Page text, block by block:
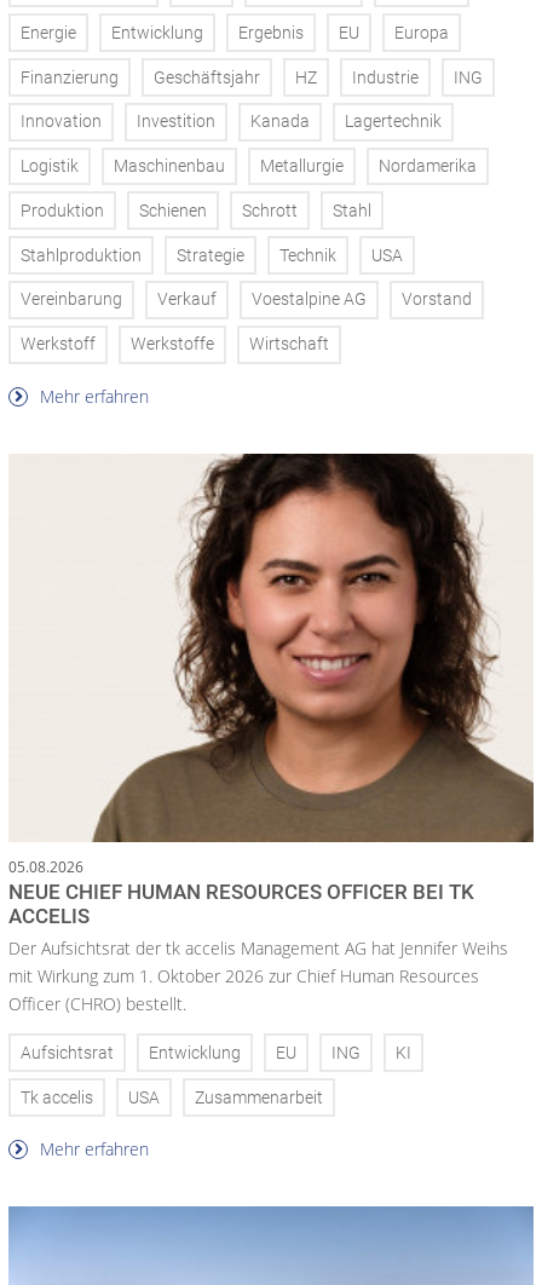
Energie Entwicklung Ergebnis EU Europa
Finanzierung Geschäftsjahr HZ Industrie ING
Innovation Investition Kanada Lagertechnik
Logistik Maschinenbau Metallurgie Nordamerika
Produktion Schienen Schrott Stahl
Stahlproduktion Strategie Technik USA
Vereinbarung Verkauf Voestalpine AG Vorstand
Werkstoff Werkstoffe Wirtschaft
Mehr erfahren
05.08.2026
NEUE CHIEF HUMAN RESOURCES OFFICER BEI TK
ACCELIS
Der Aufsichtsrat der tk accelis Management AG hat Jennifer Weihs
mit Wirkung zum 1. Oktober 2026 zur Chief Human Resources
Officer (CHRO) bestellt.
Aufsichtsrat Entwicklung EU ING KI
Tk accelis USA Zusammenarbeit
Mehr erfahren